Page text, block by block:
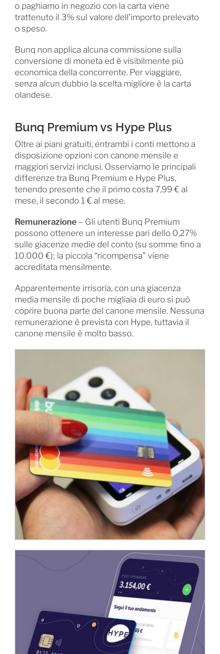
o paghiamo in negozio con la carta viene
trattenuto il 3% sul valore dell’importo prelevato
o speso.
Bunq non applica alcuna commissione sulla
conversione di moneta ed è visibilmente più
economica della concorrente. Per viaggiare,
senza alcun dubbio la scelta migliore è la carta
olandese.
Bunq Premium vs Hype Plus
Oltre ai piani gratuiti, entrambi i conti mettono a
disposizione opzioni con canone mensile e
maggiori servizi inclusi. Osserviamo le principali
differenze tra Bunq Premium e Hype Plus,
tenendo presente che il primo costa 7,99 € al
mese, il secondo 1 € al mese.
Remunerazione– Gli utenti Bunq Premium
possono ottenere un interesse pari dello 0,27%
sulle giacenze medie del conto (su somme fino a
10.000 €); la piccola “ricompensa” viene
accreditata mensilmente.
Apparentemente irrisoria, con una giacenza
media mensile di poche migliaia di euro si può
coprire buona parte del canone mensile. Nessuna
remunerazione è prevista con Hype, tuttavia il
canone mensile è molto basso.